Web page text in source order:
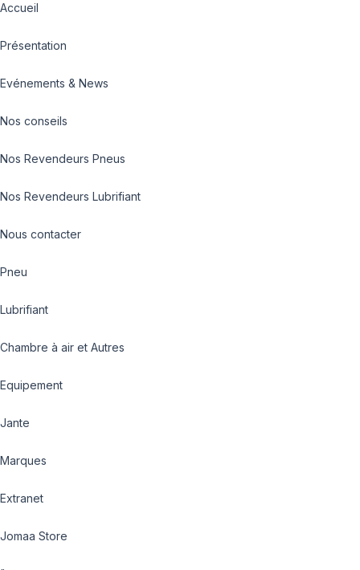
Accueil
Présentation
Evénements & News
Nos conseils
Nos Revendeurs Pneus
Nos Revendeurs Lubrifiant
Nous contacter
Pneu
Lubrifiant
Chambre à air et Autres
Equipement
Jante
Marques
Extranet
Jomaa Store